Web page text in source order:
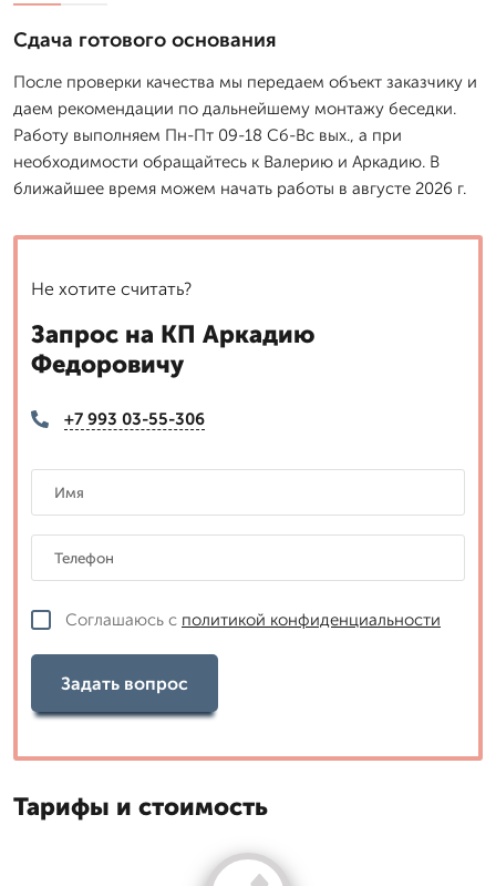
Сдача готового основания
После проверки качества мы передаем объект заказчику и
даем рекомендации по дальнейшему монтажу беседки.
Работу выполняем Пн-Пт 09-18 Сб-Вс вых., а при
необходимости обращайтесь к Валерию и Аркадию. В
ближайшее время можем начать работы в августе 2026 г.
Не хотите считать?
Запрос на КП Аркадию
Федоровичу
+7 993 03-55-306
Соглашаюсь с политикой конфиденциальности
Задать вопрос
Тарифы и стоимость